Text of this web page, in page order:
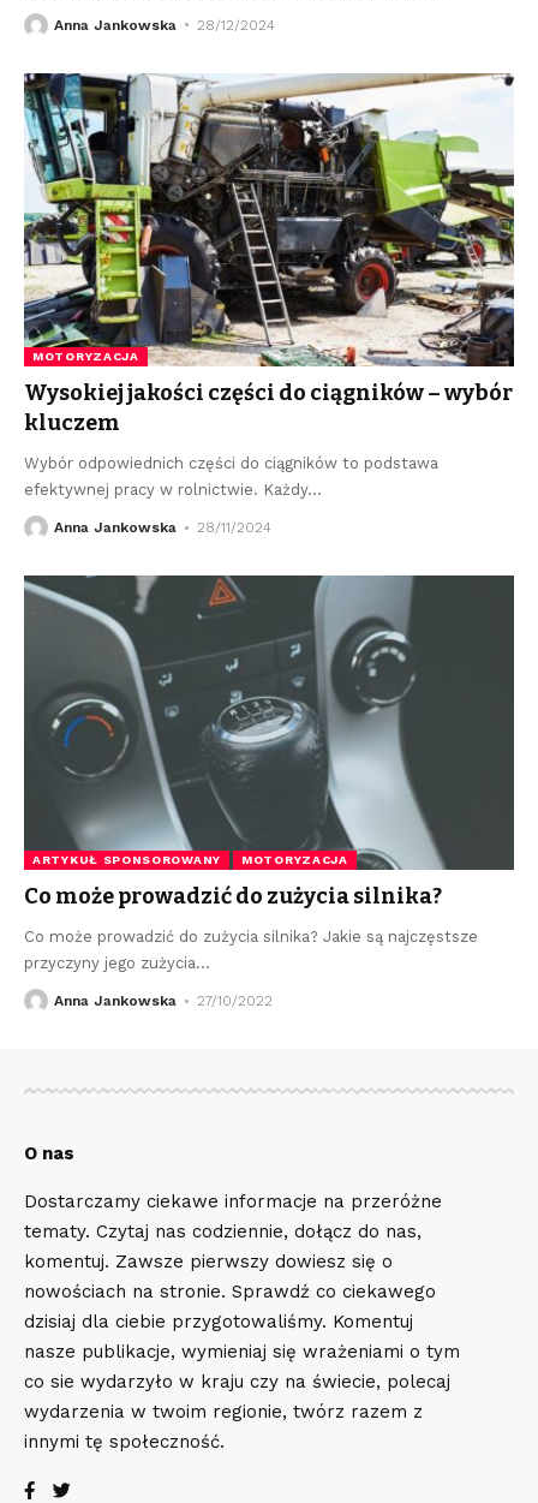
Anna Jankowska 28/12/2024
MOTORYZACJA
Wysokiej jakości części do ciągników – wybór
kluczem
Wybór odpowiednich części do ciągników to podstawa
efektywnej pracy w rolnictwie. Każdy…
Anna Jankowska 28/11/2024
ARTYKUŁ SPONSOROWANY MOTORYZACJA
Co może prowadzić do zużycia silnika?
Co może prowadzić do zużycia silnika? Jakie są najczęstsze
przyczyny jego zużycia…
Anna Jankowska 27/10/2022
O nas
Dostarczamy ciekawe informacje na przeróżne
tematy. Czytaj nas codziennie, dołącz do nas,
komentuj. Zawsze pierwszy dowiesz się o
nowościach na stronie. Sprawdź co ciekawego
dzisiaj dla ciebie przygotowaliśmy. Komentuj
nasze publikacje, wymieniaj się wrażeniami o tym
co sie wydarzyło w kraju czy na świecie, polecaj
wydarzenia w twoim regionie, twórz razem z
innymi tę społeczność.